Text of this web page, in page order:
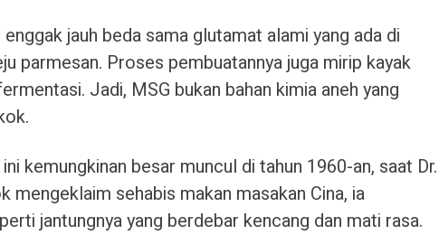
jauh beda sama glutamat alami yang ada di
parmesan. Proses pembuatannya juga mirip kayak
Jadi, MSG bukan bahan kimia aneh yang
kemungkinan besar muncul di tahun 1960-an, saat Dr.
mengeklaim sehabis makan masakan Cina, ia
jantungnya yang berdebar kencang dan mati rasa.